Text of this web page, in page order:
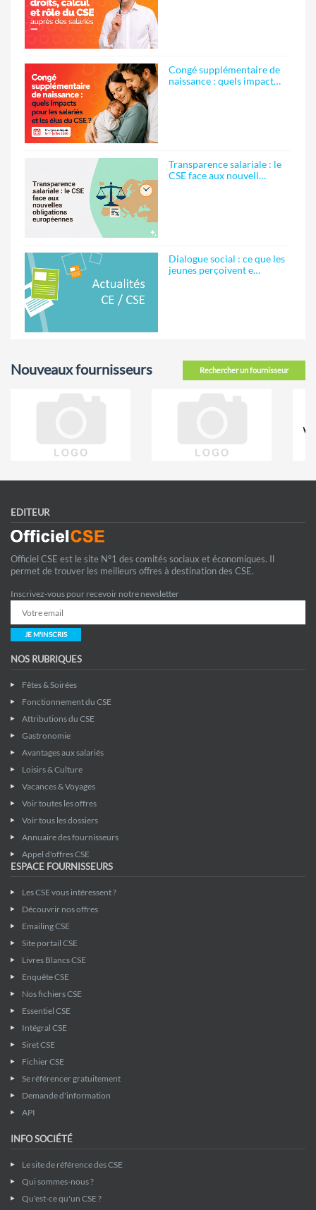
Congé supplémentaire de
naissance : quels impact…
Transparence salariale : le
CSE face aux nouvell…
Dialogue social : ce que les
jeunes perçoivent e…
Rechercher un fournisseur
Nouveaux fournisseurs
EDITEUR
Officiel CSE est le site N°1 des comités sociaux et économiques. Il
permet de trouver les meilleurs offres à destination des CSE.
Inscrivez-vous pour recevoir notre newsletter
JE M'INSCRIS
NOS RUBRIQUES
Fêtes & Soirées
Fonctionnement du CSE
Attributions du CSE
Gastronomie
Avantages aux salariés
Loisirs & Culture
Vacances & Voyages
Voir toutes les offres
Voir tous les dossiers
Annuaire des fournisseurs
Appel d'offres CSE
ESPACE FOURNISSEURS
Les CSE vous intéressent ?
Découvrir nos offres
Emailing CSE
Site portail CSE
Livres Blancs CSE
Enquête CSE
Nos fichiers CSE
Essentiel CSE
Intégral CSE
Siret CSE
Fichier CSE
Se référencer gratuitement
Demande d'information
API
INFO SOCIÉTÉ
Le site de référence des CSE
Qui sommes-nous ?
Qu'est-ce qu'un CSE ?